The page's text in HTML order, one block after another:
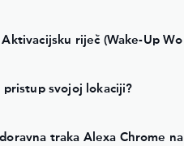
riječ (Wake-Up
pristup svojoj lokaciji?
traka Alexa Chrome